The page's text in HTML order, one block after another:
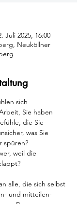
Juli 2025, 16:00
Neuköllner
sich
Sie haben
die Sie
was Sie
spüren?
weil die
alle, die sich selbst
und mitteilen-